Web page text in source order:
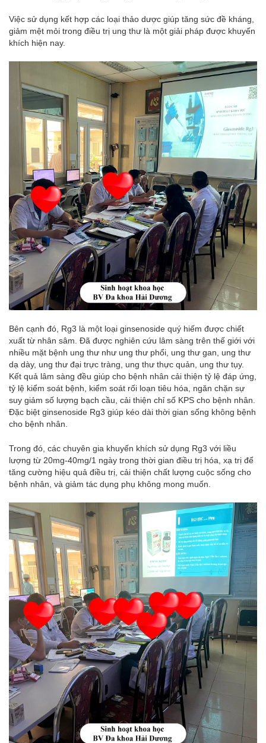
Việc sử dụng kết hợp các loại thảo dược giúp tăng sức đề kháng,
giảm mệt mỏi trong điều trị ung thư là một giải pháp được khuyến
khích hiện nay.
Bên cạnh đó, Rg3 là một loại ginsenoside quý hiếm được chiết
xuất từ nhân sâm. Đã được nghiên cứu lâm sàng trên thế giới với
nhiều mặt bệnh ung thư như ung thư phổi, ung thư gan, ung thư
dạ dày, ung thư đại trực tràng, ung thư thực quản, ung thư tụy.
Kết quả lâm sàng đều giúp cho bệnh nhân cải thiện tỷ lệ đáp ứng,
tỷ lệ kiểm soát bệnh, kiểm soát rối loạn tiêu hóa, ngăn chặn sự
suy giảm số lượng bạch cầu, cải thiện chỉ số KPS cho bệnh nhân.
Đặc biệt ginsenoside Rg3 giúp kéo dài thời gian sống không bệnh
cho bệnh nhân.
Trong đó, các chuyên gia khuyến khích sử dụng Rg3 với liều
lượng từ 20mg-40mg/1 ngày trong thời gian điều trị hóa, xạ trị để
tăng cường hiệu quả điều trị, cải thiện chất lượng cuộc sống cho
bệnh nhân, và giảm tác dụng phụ không mong muốn.